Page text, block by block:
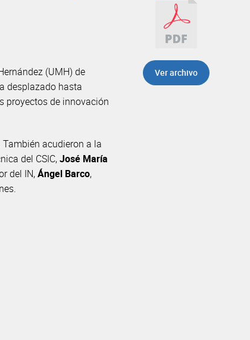
(UMH) de
desplazado hasta
proyectos de innovación
acudieron a la
del CSIC,José María
del IN,Ángel Barco,
Ver archivo